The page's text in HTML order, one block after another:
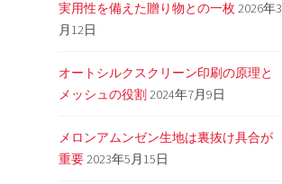
実用性を備えた贈り物との一枚 2026年3
月12日
オートシルクスクリーン印刷の原理と
メッシュの役割2024年7月9日
メロンアムンゼン生地は裏抜け具合が
重要2023年5月15日